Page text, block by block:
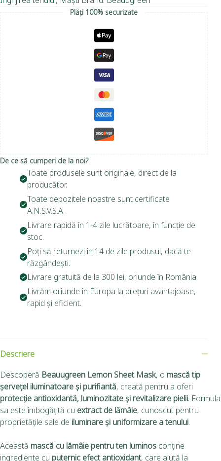
Plăți 100% securizate
De ce să cumperi de la noi?
Toate produsele sunt originale, direct de la
producător.
Toate depozitele noastre sunt certificate
A.N.S.V.S.A.
Livrare rapidă în 1-4 zile lucrătoare, în funcție de
stoc.
Poți să returnezi în 14 de zile produsul, dacă te
răzgândești.
Livrare gratuită de la 300 lei, oriunde în România.
Livrăm oriunde în Europa la prețuri avantajoase,
rapid și eficient.
Descriere
Descoperă Beauugreen Lemon Sheet Mask, o mască tip
șervețel iluminatoare și purifiantă, creată pentru a oferi
protecție antioxidantă, luminozitate și revitalizare pielii. Formula
sa este îmbogățită cu extract de lămâie, cunoscut pentru
proprietățile sale de iluminare și uniformizare a tenului.
Această mască cu lămâie pentru ten luminos conține
ingrediente cu puternic efect antioxidant, care ajută la